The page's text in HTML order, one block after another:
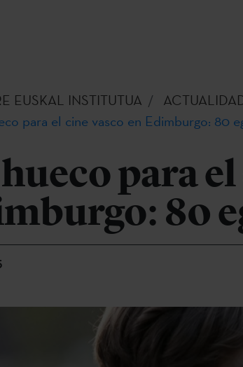
EUSKAL INSTITUTUA
para el cine vasco en Edimburgo: 80
para
80